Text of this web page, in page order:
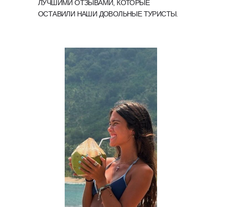
ЛУЧШИМИ ОТЗЫВАМИ, КОТОРЫЕ
ОСТАВИЛИ НАШИ ДОВОЛЬНЫЕ ТУРИСТЫ.